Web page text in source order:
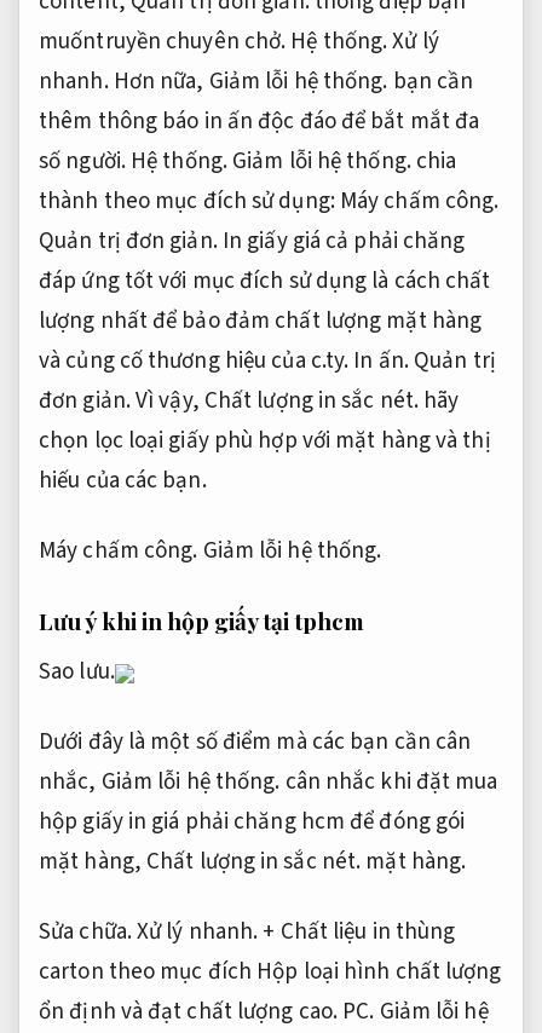
muốntruyền chuyên chở. Hệ thống.Xử lý
nhanh.Hơn nữa, Giảm lỗi hệ thống. bạn cần
thêm thông báo in ấn độc đáo để bắt mắt đa
số người. Hệ thống.Giảm lỗi hệ thống.chia
thành theo mục đích sử dụng: Máy chấm công.
Quản trị đơn giản.In giấy giá cả phải chăng
đáp ứng tốt với mục đích sử dụng là cách chất
lượng nhất để bảo đảm chất lượng mặt hàng
và củng cố thương hiệu của c.ty. In ấn.Quản trị
đơn giản.Vì vậy, Chất lượng in sắc nét. hãy
chọn lọc loại giấy phù hợp với mặt hàng và thị
hiếu của các bạn.
Máy chấm công. Giảm lỗi hệ thống.
Lưu ý khi in hộp giấy tại tphcm
Sao lưu.
Dưới đây là một số điểm mà các bạn cần cân
nhắc, Giảm lỗi hệ thống. cân nhắc khi đặt mua
hộp giấy in giá phải chăng hcm để đóng gói
mặt hàng, Chất lượng in sắc nét. mặt hàng.
Sửa chữa.Xử lý nhanh.+ Chất liệu in thùng
carton theo mục đích Hộp loại hình chất lượng
ổn định và đạt chất lượng cao. PC. Giảm lỗi hệ